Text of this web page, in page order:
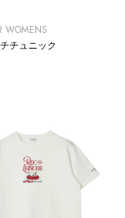
WOMENS
チュニック